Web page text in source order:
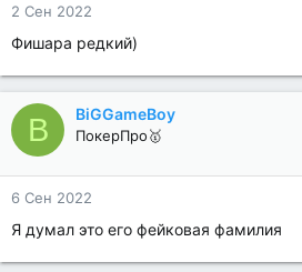
2 Сен 2022
Фишара редкий)
B BiGGameBoy
ПокерПро🥇
6 Сен 2022
Я думал это его фейковая фамилия